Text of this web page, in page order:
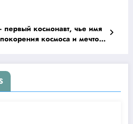
космонавт, чье имя
космоса и мечтой